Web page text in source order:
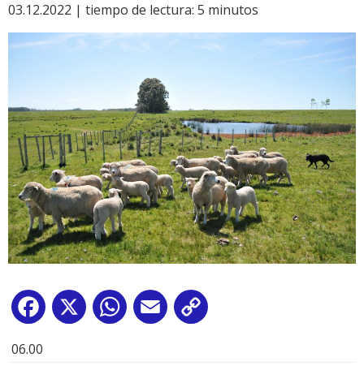
03.12.2022 | tiempo de lectura: 5 minutos
Facebook
X WhatsApp
Email
06.00